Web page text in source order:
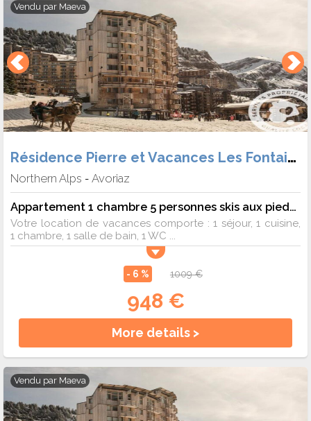
Vendu par Maeva
Résidence Pierre et Vacances Les Fontaines Blanches
Northern Alps - Avoriaz
Appartement 1 chambre 5 personnes skis aux pieds vue montagne
Votre location de vacances comporte : 1 séjour, 1 cuisine,
1 chambre, 1 salle de bain, 1 WC ...
- 6 % 1009 €
948 €
More details >
Vendu par Maeva